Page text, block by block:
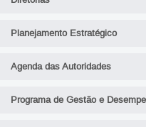
Planejamento Estratégico
Agenda das Autoridades
Programa de Gestão e